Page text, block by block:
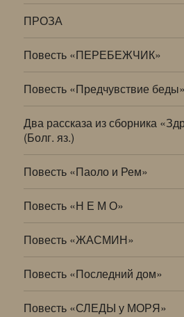
ПРОЗА
Повесть «ПЕРЕБЕЖЧИК»
Повесть «Предчувствие беды»
Два рассказа из сборника
(Болг. яз.)
Повесть «Паоло и Рем»
Повесть «Н Е М О»
Повесть «ЖАСМИН»
Повесть «Последний дом»
Повесть «СЛЕДЫ у МОРЯ»